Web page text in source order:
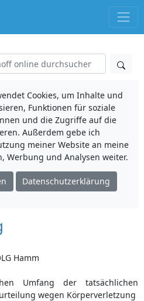
Cookies, um Inhalte und
Funktionen für soziale
und die Zugriffe auf die
Außerdem gebe ich
meiner Website an meine
Werbung und Analysen weiter.
Datenschutzerklärung
Hamm
Umfang der tatsächlichen
wegen Körperverletzung